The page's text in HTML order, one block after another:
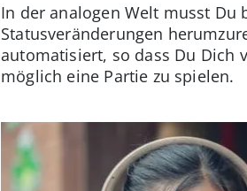
In der analogen Welt musst Du
Statusveränderungen
automatisiert, so dass Du Dich
möglich eine Partie zu spielen.